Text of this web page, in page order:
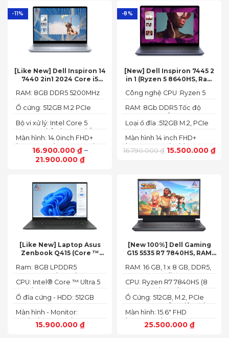
-11%
[Like New] Dell Inspiron 14
7440 2in1 2024 Core i5
FHD+
16.900.000 ₫–
21.900.000 ₫
Màn hình: 14.0inch FHD+
(1920 x 1200) 60Hz,250 nits
Bộ vi xử lý: Intel Core 5
120U, 10 nhân (2P + 8E) / 12
luồng
Ổ cứng: 512GB M.2 PCIe
RAM: 8GB DDR5 5200MHz
-8%
[New] Dell Inspiron 7445 2
in 1 (Ryzen 5 8640HS, Ram
Radeon,14 FHD+ Touch)
16.790.000₫ 15.500.000 ₫
Màn hình 14 inch FHD+
(1920 x 1200 pixels)
Loại ổ đĩa :512GB M.2, PCIe
RAM: 8Gb DDR5 Tốc độ
BUS :5200MT/s
Công nghệ CPU :Ryzen 5
[Like New] Laptop Asus
Zenbook Q415 (Core ™
512GB, 14.0inch WUXGA
OLED, Win 11)
15.900.000 ₫
Màn hình - Monitor:
14.0inch WUXGA (1920 x
1200) 16:10, OLED, 500 nits,
Ổ đĩa cứng - HDD: 512GB
CPU: Intel® Core ™ Ultra 5
125H (3.60GHz up to
4.50GHz, 18MB Cache)
Ram: 8GB LPDDR5
7467MHz on board
[New 100%] Dell Gaming
G15 5535 R7 7840HS, RAM
8G, 15.6-inch FHD 165Hz
Windows 11 Dark Shadow
Gray
25.500.000 ₫
Màn hình: 15.6" FHD
(1920x1080) 165Hz, 3ms,
sRGB-100%,
Ổ Cứng: 512GB, M.2, PCIe
NVMe, SSD-Hỗ trợ lên đến
4 TB (2 khe SSD)
CPU: Ryzen R7 7840HS (8
Cores, 16 Threads, 24MB
Cache, 3.80 GHz up to 5.1
RAM: 16 GB, 1 x 8 GB, DDR5,
4800 MHz -Tối đa 32GB